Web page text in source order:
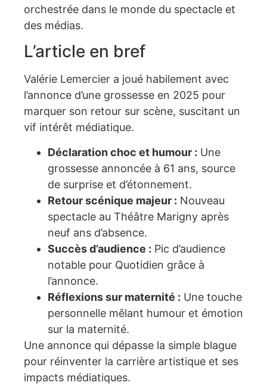
orchestrée dans le monde du spectacle et
des médias.
L’article en bref
Valérie Lemercier a joué habilement avec
l’annonce d’une grossesse en 2025 pour
marquer son retour sur scène, suscitant un
vif intérêt médiatique.
Déclaration choc et humour : Une
grossesse annoncée à 61 ans, source
de surprise et d’étonnement.
Retour scénique majeur : Nouveau
spectacle au Théâtre Marigny après
neuf ans d’absence.
Succès d’audience : Pic d’audience
notable pour Quotidien grâce à
l’annonce.
Réflexions sur maternité : Une touche
personnelle mêlant humour et émotion
sur la maternité.
Une annonce qui dépasse la simple blague
pour réinventer la carrière artistique et ses
impacts médiatiques.